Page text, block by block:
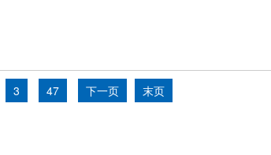
3 47 下一页 末页